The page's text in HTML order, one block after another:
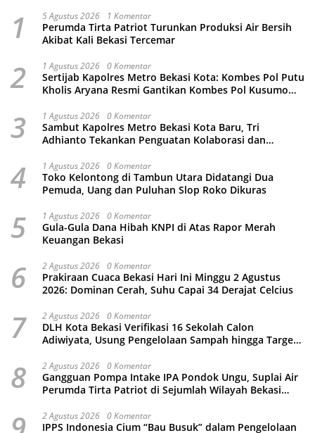
1 5 Agustus 2026 1 Komentar
Perumda Tirta Patriot Turunkan Produksi Air Bersih
Akibat Kali Bekasi Tercemar
2 1 Agustus 2026 0 Komentar
Sertijab Kapolres Metro Bekasi Kota: Kombes Pol Putu
Kholis Aryana Resmi Gantikan Kombes Pol Kusumo
3 1 Agustus 2026 0 Komentar
Sambut Kapolres Metro Bekasi Kota Baru, Tri
Adhianto Tekankan Penguatan Kolaborasi dan
4 1 Agustus 2026 0 Komentar
Toko Kelontong di Tambun Utara Didatangi Dua
Pemuda, Uang dan Puluhan Slop Roko Dikuras
5 1 Agustus 2026 0 Komentar
Gula-Gula Dana Hibah KNPI di Atas Rapor Merah
Keuangan Bekasi
6 2 Agustus 2026 0 Komentar
Prakiraan Cuaca Bekasi Hari Ini Minggu 2 Agustus
2026: Dominan Cerah, Suhu Capai 34 Derajat Celcius
7 2 Agustus 2026 0 Komentar
DLH Kota Bekasi Verifikasi 16 Sekolah Calon
Adiwiyata, Usung Pengelolaan Sampah hingga Target
8 2 Agustus 2026 0 Komentar
Gangguan Pompa Intake IPA Pondok Ungu, Suplai Air
Perumda Tirta Patriot di Sejumlah Wilayah Bekasi
2 Agustus 2026 0 Komentar
IPPS Indonesia Cium “Bau Busuk” dalam Pengelolaan